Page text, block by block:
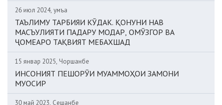
26 июл 2024, Ҷумъа
ТАЪЛИМУ ТАРБИЯИ КӮДАК. ҚОНУНИ НАВ
МАСЪУЛИЯТИ ПАДАРУ МОДАР, ОМӮЗГОР ВА
ҶОМЕАРО ТАҚВИЯТ МЕБАХШАД
15 январ 2025, Чоршанбе
ИНСОНИЯТ ПЕШОРӮИ МУАММОҲОИ ЗАМОНИ
МУОСИР
30 май 2023, Сешанбе